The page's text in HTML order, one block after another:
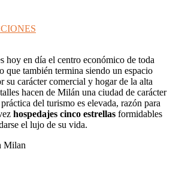
hoy en día el centro económico de toda
que también termina siendo un espacio
su carácter comercial y hogar de la alta
hacen de Milán una ciudad de carácter
del turismo es elevada, razón para
hospedajes cinco estrellas formidables
el lujo de su vida.